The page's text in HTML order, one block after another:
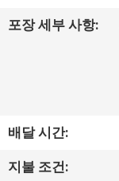
공
장
포장 세부 사항:
배달 시간:
지불 조건: